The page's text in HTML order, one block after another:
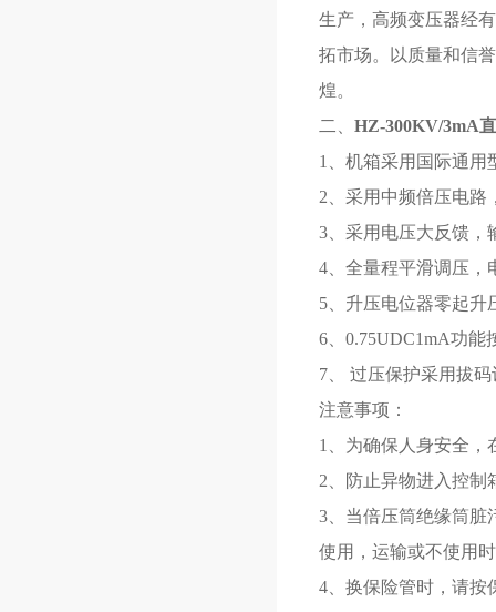
生产，高频变压器经
拓市场。以质量和信
煌。
二、 HZ-300KV/3mA
1、机箱采用国际通用
2、采用中频倍压电路
3、采用电压大反馈，
4、全量程平滑调压，
5、升压电位器零起升
6、0.75UDC1mA功能
7、 过压保护采用拔
注意事项：
1、为确保人身安全，
2、防止异物进入控制
3、当倍压筒绝缘筒脏
使用，运输或不使用
4、换保险管时，请按